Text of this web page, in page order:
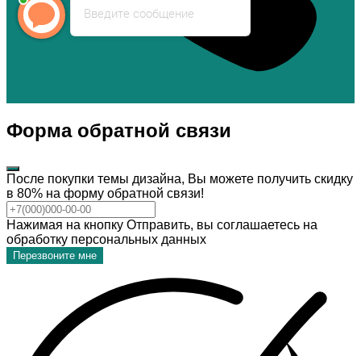
Форма обратной связи
После покупки темы дизайна, Вы можете получить скидку
в 80% на форму обратной связи!
Нажимая на кнопку Отправить, вы соглашаетесь на
обработку персональных данных
Перезвоните мне
Введите сообщение